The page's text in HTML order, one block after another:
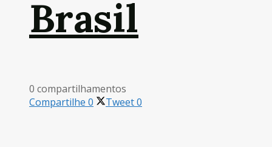
Brasil
0 compartilhamentos
Compartilhe 0 Tweet0